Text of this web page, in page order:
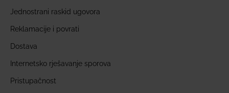
Jednostrani raskid ugovora
Reklamacije i povrati
Dostava
Internetsko rješavanje sporova
Pristupačnost